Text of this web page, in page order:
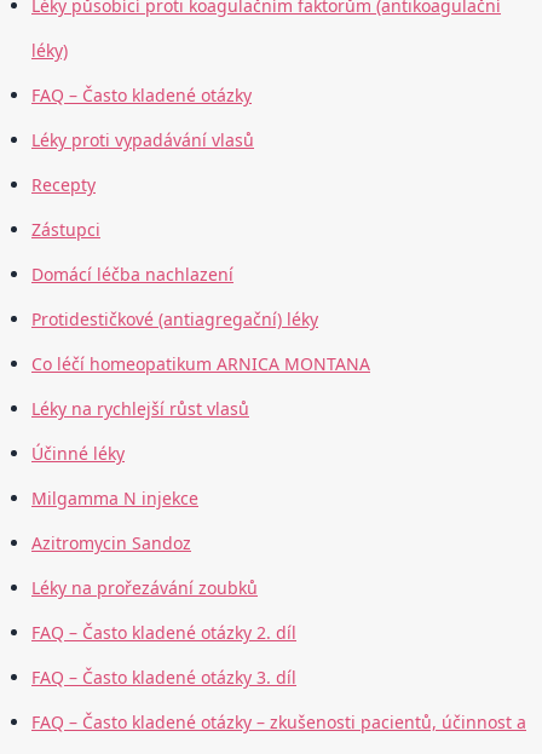
Léky působící proti koagulačním faktorům (antikoagulační
léky)
FAQ – Často kladené otázky
Léky proti vypadávání vlasů
Recepty
Zástupci
Domácí léčba nachlazení
Protidestičkové (antiagregační) léky
Co léčí homeopatikum ARNICA MONTANA
Léky na rychlejší růst vlasů
Účinné léky
Milgamma N injekce
Azitromycin Sandoz
Léky na prořezávání zoubků
FAQ – Často kladené otázky 2. díl
FAQ – Často kladené otázky 3. díl
FAQ – Často kladené otázky – zkušenosti pacientů, účinnost a